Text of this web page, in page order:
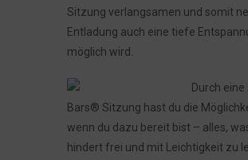
Sitzung verlangsamen und somit
Entladung auch eine tiefe
möglich wird.
Durch eine
Bars® Sitzung hast du die
wenn du dazu bereit bist – alles,
hindert frei und mit Leichtigkeit zu